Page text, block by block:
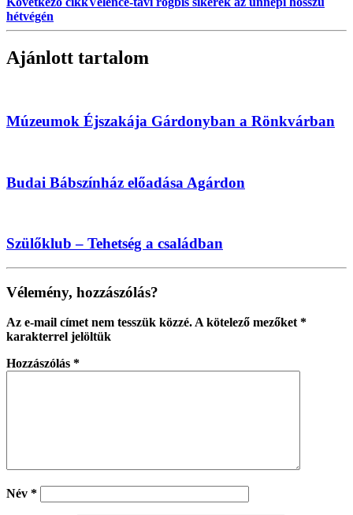
hétvégén
Ajánlott tartalom
Múzeumok Éjszakája Gárdonyban a Rönkvárban
Budai Bábszínház előadása Agárdon
Szülőklub – Tehetség a családban
Vélemény, hozzászólás?
Az e-mail címet nem tesszük közzé. A kötelező mezőket *
karakterrel jelöltük
Hozzászólás *
Név *